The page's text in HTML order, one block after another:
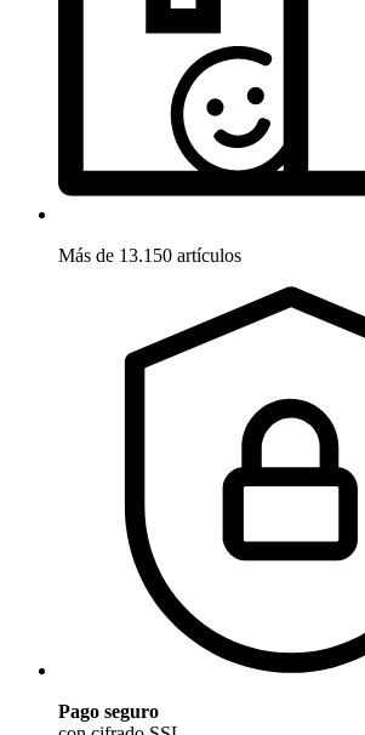
Más de 13.150 artículos
Pago seguro